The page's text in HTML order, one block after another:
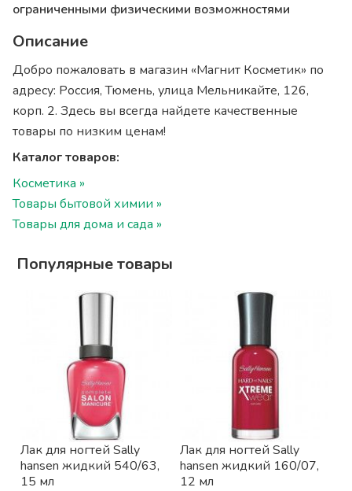
ограниченными физическими возможностями
Описание
Добро пожаловать в магазин «Магнит Косметик» по
адресу: Россия, Тюмень, улица Мельникайте, 126,
корп. 2. Здесь вы всегда найдете качественные
товары по низким ценам!
Каталог товаров:
Косметика »
Товары бытовой химии »
Товары для дома и сада »
Популярные товары
Лак для ногтей Sally
hansen жидкий 540/63,
15 мл
Лак для ногтей Sally
hansen жидкий 160/07,
12 мл